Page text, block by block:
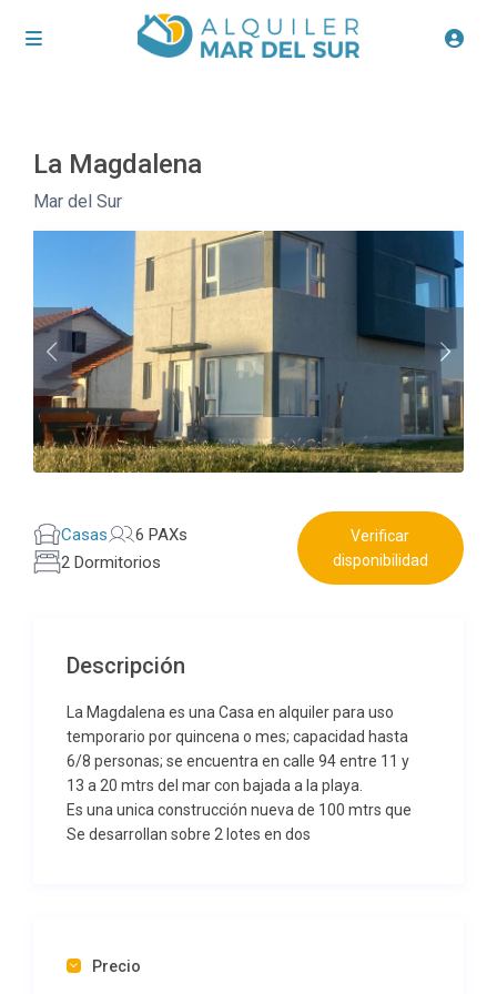
La Magdalena
Mar del Sur
Casas
6 PAXs
2 Dormitorios
Verificar
disponibilidad
Descripción
La Magdalena es una Casa en alquiler para uso
temporario por quincena o mes; capacidad hasta
6/8 personas; se encuentra en calle 94 entre 11 y
13 a 20 mtrs del mar con bajada a la playa.
Es una unica construcción nueva de 100 mtrs que
Se desarrollan sobre 2 lotes en dos
construcción fue realizada con ladrillos Retak
Precio